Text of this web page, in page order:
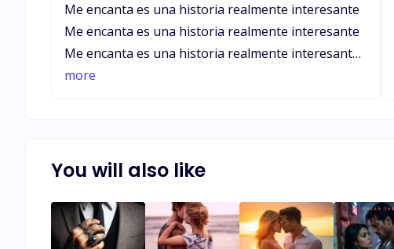
Me encanta es una historia realmente interesante
Me encanta es una historia realmente interesante
Me encanta es una historia realmente interesante
Me encanta es una historia realmente interesante
Me encanta es una historia realmente interesante
Me encanta es una historia realmente interesante
Me encanta es una historia realmente interesante
more
You will also like